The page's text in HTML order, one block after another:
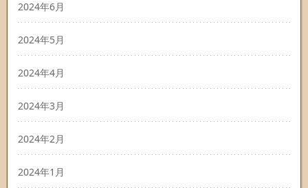
2024年6月
2024年5月
2024年4月
2024年3月
2024年2月
2024年1月